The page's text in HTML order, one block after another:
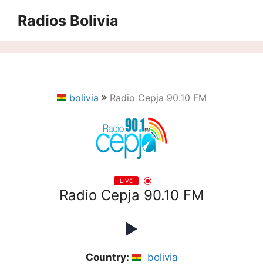
Radios Bolivia
bolivia Radio Cepja 90.10 FM
LIVE
Radio Cepja 90.10 FM
Country: bolivia